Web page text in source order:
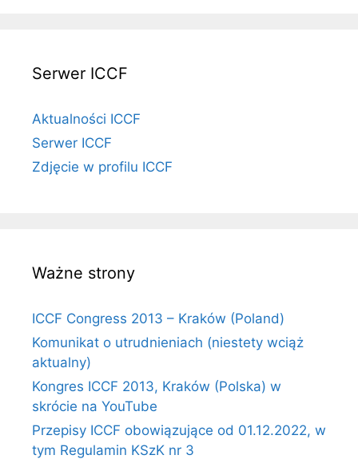
Serwer ICCF
Aktualności ICCF
Serwer ICCF
Zdjęcie w profilu ICCF
Ważne strony
ICCF Congress 2013 – Kraków (Poland)
Komunikat o utrudnieniach (niestety wciąż
aktualny)
Kongres ICCF 2013, Kraków (Polska) w
skrócie na YouTube
Przepisy ICCF obowiązujące od 01.12.2022, w
tym Regulamin KSzK nr 3